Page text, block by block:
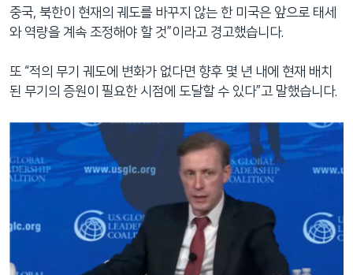
중국, 북한이 현재의 궤도를 바꾸지 않는 한 미국은 앞으로 태세
와 역량을 계속 조정해야 할 것”이라고 경고했습니다.
또 “적의 무기 궤도에 변화가 없다면 향후 몇 년 내에 현재 배치
된 무기의 증원이 필요한 시점에 도달할 수 있다”고 말했습니다.